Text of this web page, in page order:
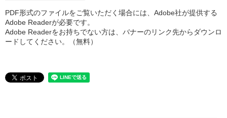
PDF形式のファイルをご覧いただく場合には、Adobe社が提供する
Adobe Readerが必要です。
Adobe Readerをお持ちでない方は、バナーのリンク先からダウンロ
ードしてください。（無料）